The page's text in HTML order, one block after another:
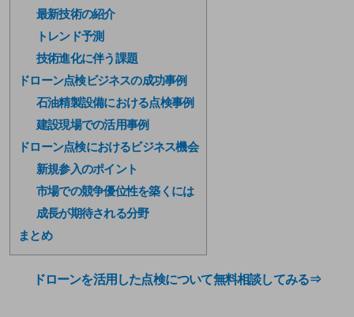
最新技術の紹介
トレンド予測
技術進化に伴う課題
ドローン点検ビジネスの成功事例
石油精製設備における点検事例
建設現場での活用事例
ドローン点検におけるビジネス機会
新規参入のポイント
市場での競争優位性を築くには
成長が期待される分野
まとめ
ドローンを活用した点検について無料相談してみる⇒